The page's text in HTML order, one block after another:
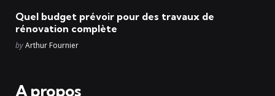
Quel budget prévoir pour des travaux de
rénovation complète
Posted
byArthur Fournier
A propos